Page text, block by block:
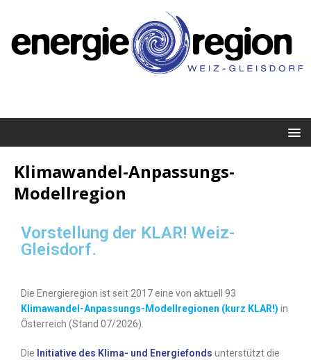
Klimawandel-Anpassungs-
Modellregion
Vorstellung der KLAR! Weiz-
Gleisdorf.
Die Energieregion ist seit 2017 eine von aktuell 93
Klimawandel-Anpassungs-Modellregionen (kurz KLAR!) in
Österreich (Stand 07/2026).
Die Initiative des Klima- und Energiefonds unterstützt die